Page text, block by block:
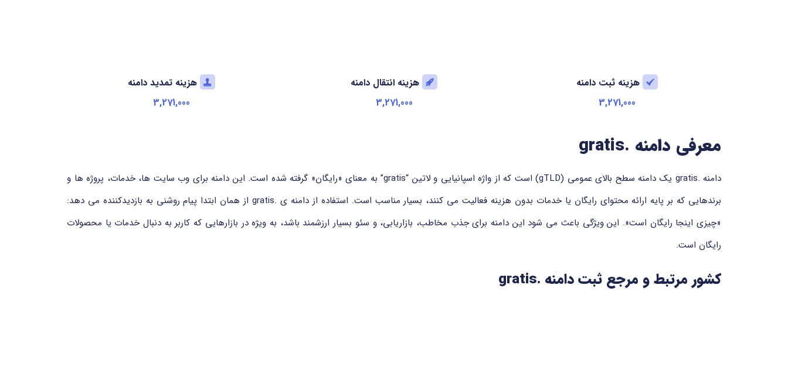
هزینه ثبت دامنه
3,271,000
هزینه انتقال دامنه
3,271,000
هزینه تمدید دامنه
3,271,000
معرفی دامنه .gratis
دامنه .gratis یک دامنه سطح بالای عمومی (gTLD) است که از واژه اسپانیایی و لاتین “gratis” به معنای «رایگان» گرفته شده است. این دامنه برای وب سایت ها، خدمات، پروژه ها و
برندهایی که بر پایه ارائه محتوای رایگان یا خدمات بدون هزینه فعالیت می کنند، بسیار مناسب است. استفاده از دامنه ی .gratis از همان ابتدا پیام روشنی به بازدیدکننده می دهد:
«چیزی اینجا رایگان است». این ویژگی باعث می شود این دامنه برای جذب مخاطب، بازاریابی، و سئو بسیار ارزشمند باشد، به ویژه در بازارهایی که کاربر به دنبال خدمات یا محصولات
رایگان است.
کشور مرتبط و مرجع ثبت دامنه .gratis